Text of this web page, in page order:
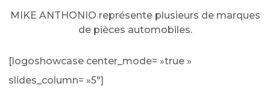
MIKE ANTHONIO représente plusieurs de marques
de pièces automobiles.
[logoshowcase center_mode= »true »
slides_column= »5″]